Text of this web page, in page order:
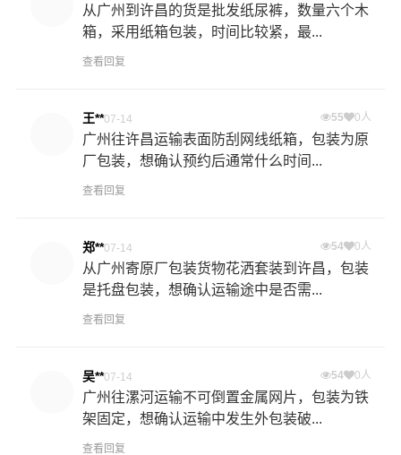
从广州到许昌的货是批发纸尿裤，数量六个木
箱，采用纸箱包装，时间比较紧，最...
查看回复
王**07-14 55 0人
广州往许昌运输表面防刮网线纸箱，包装为原
厂包装，想确认预约后通常什么时间...
查看回复
郑**07-14 54 0人
从广州寄原厂包装货物花洒套装到许昌，包装
是托盘包装，想确认运输途中是否需...
查看回复
吴**07-14 54 0人
广州往漯河运输不可倒置金属网片，包装为铁
架固定，想确认运输中发生外包装破...
查看回复